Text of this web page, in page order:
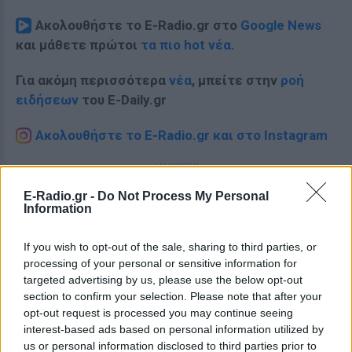
E-Radio.gr - Do Not Process My Personal
Information
If you wish to opt-out of the sale, sharing to third parties, or
processing of your personal or sensitive information for
targeted advertising by us, please use the below opt-out
section to confirm your selection. Please note that after your
opt-out request is processed you may continue seeing
interest-based ads based on personal information utilized by
us or personal information disclosed to third parties prior to
Ακολουθήστε το E-Radio.gr στο Google News
και μάθετε πρώτοι τα πιο hot νέα.
Για ακόμη περισσότερα νέα, μπείτε στην ροή
ειδήσεων του E-Daily.gr
Ακολουθήστε το E-Radio.gr και στο Instagram
ΔΙΑΦΗΜΙΣΗ